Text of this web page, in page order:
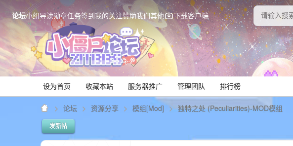
论坛小组导读勋章任务签到我的关注赞助我们其他 下载客户端
设为首页 收藏本站 服务器推广 管理团队 排行榜
论坛 资源分享 模组[Mod] 独特之处 (Peculiarities)-MOD模组
发新帖